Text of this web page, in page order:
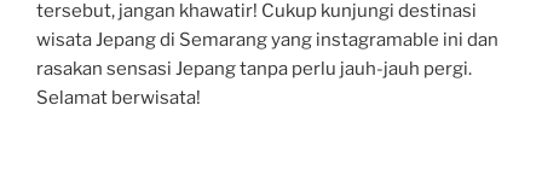
tersebut, jangan khawatir! Cukup kunjungi destinasi
wisata Jepang di Semarang yang instagramable ini dan
rasakan sensasi Jepang tanpa perlu jauh-jauh pergi.
Selamat berwisata!